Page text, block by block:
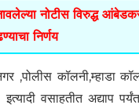
नोटीस विरुद्ध
निर्णय
,पोलीस कॉलनी,म्हाडा
वसाहतीत अद्याप